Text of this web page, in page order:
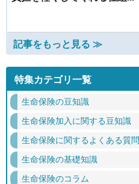
記事をもっと見る ≫
特集カテゴリ一覧
生命保険の豆知識
生命保険加入に関する豆知識
生命保険に関するよくある質問
生命保険の基礎知識
生命保険のコラム